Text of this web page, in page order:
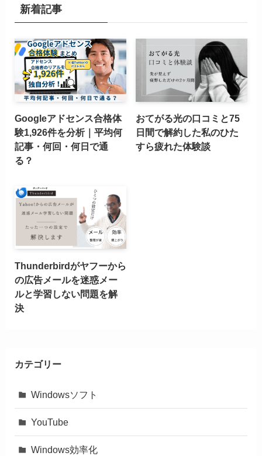
新着記事
Googleアドセンス合格体
験1,926件を分析｜平均何
記事・何回・何日で通
る？
おてがる光の口コミと75
日間で解約した私のひた
すら疲れた体験談
Thunderbirdがヤフーから
の広告メールを迷惑メー
ルと学習しない問題を解
決
カテゴリー
Windowsソフト
YouTube
Windows効率化